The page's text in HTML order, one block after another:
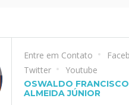
Entre em Contato
Twitter
Youtube
OSWALDO
ALMEIDA JÚNIOR